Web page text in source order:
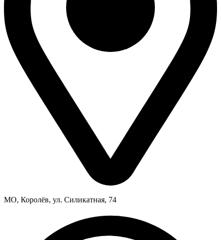
МО, Королёв, ул. Силикатная, 74